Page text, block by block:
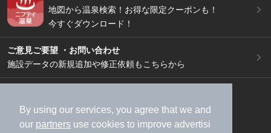
By using our services, you agree that we and
our partners use cookies to improve advertisi
地図から温泉検索！お得な限定クーポンも！
今すぐダウンロード！
ご意見ご要望 ・お問い合わせ
施設データの新規追加や修正依頼もこちらから
加盟店募集（資料請求）
広告出稿のご案内
利用規約
ライフスタイルMEMBERS+規約